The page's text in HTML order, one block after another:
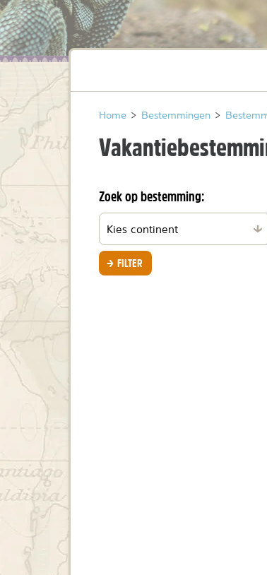
Home > Bestemmingen >
Zoek op bestemming:
Filteren
per
continent
FILTER